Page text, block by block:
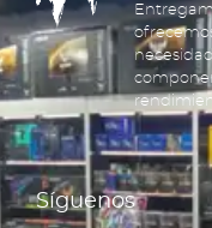
Síguenos